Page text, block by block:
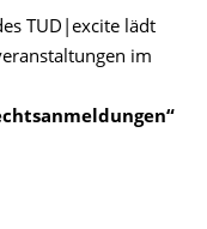
TUD|excite lädt
im